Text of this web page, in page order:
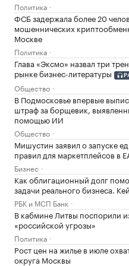
Политика
ФСБ задержала более 20
мошеннических
Москве
Политика
Глава «Эксмо» назвал три
рынке бизнес-литературы
Общество
В Подмосковье впервые
штраф за борщевик,
помощью ИИ
Общество
Мишустин заявил о запуске
правил для маркетплейсов в
Бизнес
Как облигационный долг
задачи реального бизнеса.
РБК и МСП Банк
В кабмине Литвы поспорили
«российской угрозы»
Политика
Рост цен на жилье в июле
округа Москвы